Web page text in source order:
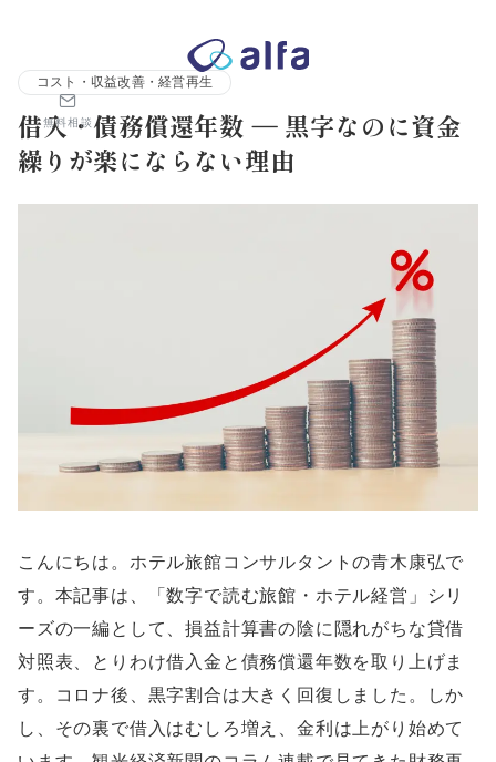
無料相談
株式会社アルファコンサルティング｜ホテル・旅館・観光業の事
コスト・収益改善・経営再生
借入・債務償還年数 ― 黒字なのに資金
繰りが楽にならない理由
こんにちは。ホテル旅館コンサルタントの青木康弘で
す。本記事は、「数字で読む旅館・ホテル経営」シリ
ーズの一編として、損益計算書の陰に隠れがちな貸借
対照表、とりわけ借入金と債務償還年数を取り上げま
す。コロナ後、黒字割合は大きく回復しました。しか
し、その裏で借入はむしろ増え、金利は上がり始めて